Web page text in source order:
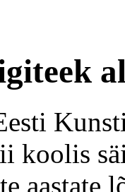
koolis
aastate